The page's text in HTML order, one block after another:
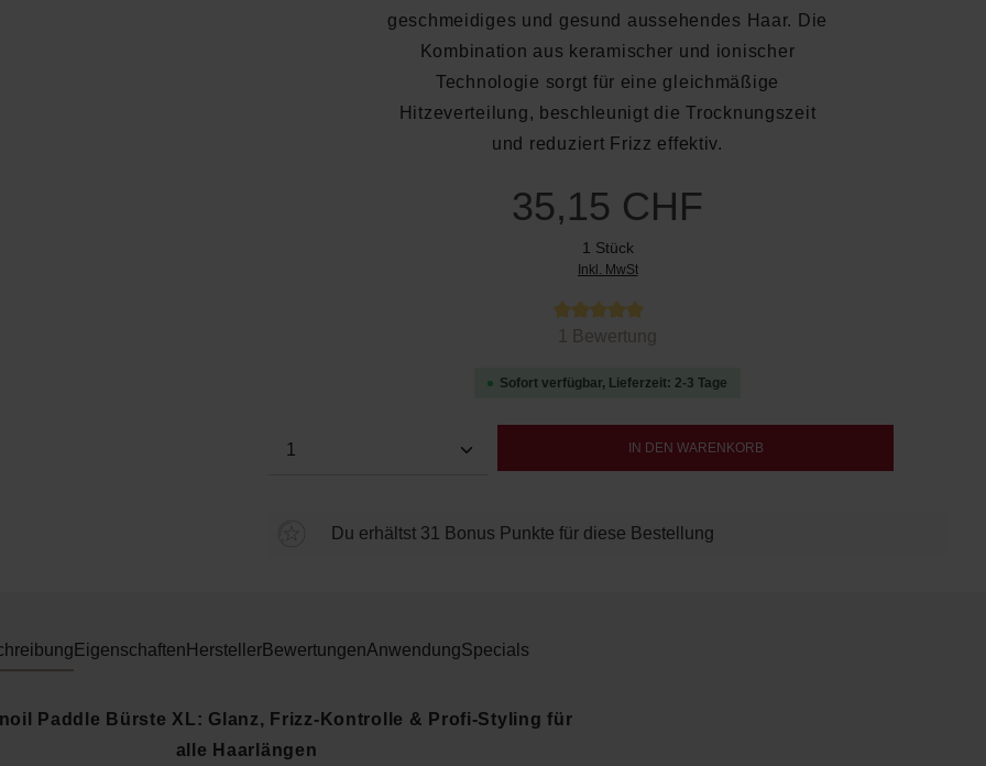
geschmeidiges und gesund aussehendes Haar. Die
Kombination aus keramischer und ionischer
Technologie sorgt für eine gleichmäßige
Hitzeverteilung, beschleunigt die Trocknungszeit
und reduziert Frizz effektiv.
35,15 CHF
1 Stück
Inkl. MwSt
Durchschnittliche Bewertung von 5 von 5 Sternen
1 Bewertung
Sofort verfügbar, Lieferzeit: 2-3 Tage
Produkt Anzahl: Gib den gewünschten Wert ein oder
IN DEN WARENKORB
Du erhältst 31 Bonus Punkte für diese Bestellung
Eigenschaften HerstellerBewertungenAnwendungSpecials
Paddle Bürste XL: Glanz, Frizz-Kontrolle & Profi-Styling für
alle Haarlängen